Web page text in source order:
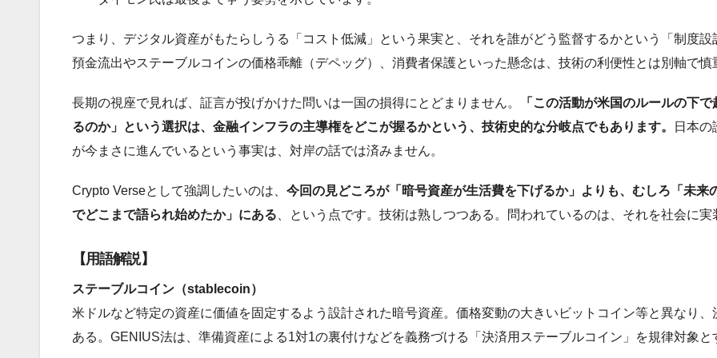
つまり、デジタル資産がもたらしうる「コスト低減」という果実と、それを誰がどう監督するかという「制度
預金流出やステーブルコインの価格乖離（デペッグ）、消費者保護といった懸念は、技術の利便性とは別軸で
長期の視座で見れば、証言が投げかけた問いは一国の損得にとどまりません。
「この活動が米国のルールの下
るのか」という選択は、金融インフラの主導権をどこが握るかという、技術史的な分岐点でもあります。
日本
が今まさに進んでいるという事実は、対岸の話では済みません。
Crypto Verseとして強調したいのは、 今回の見どころが「暗号資産が生活費を下げるか」よりも、むしろ「未
でどこまで語られ始めたか」にある 、という点です。技術は熟しつつある。問われているのは、それを社会に
【用語解説】
ステーブルコイン（stablecoin）
米ドルなど特定の資産に価値を固定するよう設計された暗号資産。価格変動の大きいビットコイン等と異なり
ある。GENIUS法は、準備資産による1対1の裏付けなどを義務づける「決済用ステーブルコイン」を規律対象と